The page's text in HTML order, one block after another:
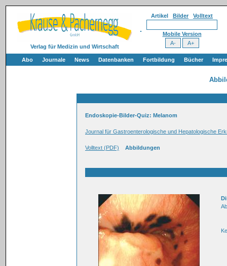
Verlag für Medizin und Wirtschaft
Artikel Bilder Volltext
Mobile Version
Abo Journale News Datenbanken Fortbildung Bücher
Endoskopie-Bilder-Quiz: Melanom
Journal für Gastroenterologische und Hepatologische
Volltext (PDF) Abbildungen